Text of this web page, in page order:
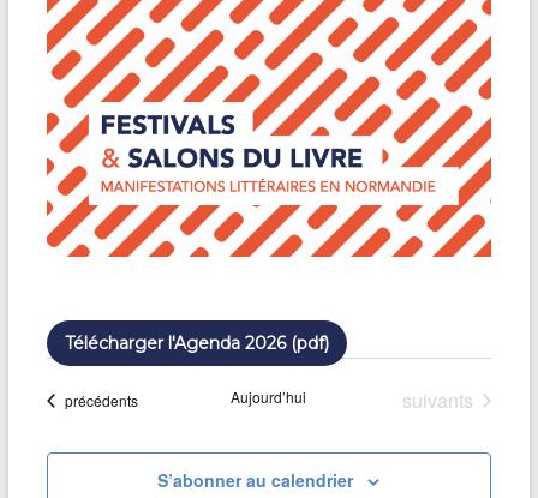
d
a
t
.
Télécharger l'Agenda 2026 (pdf)
Évènements
précédents Aujourd’hui Évènements
suivants
S’abonner au calendrier